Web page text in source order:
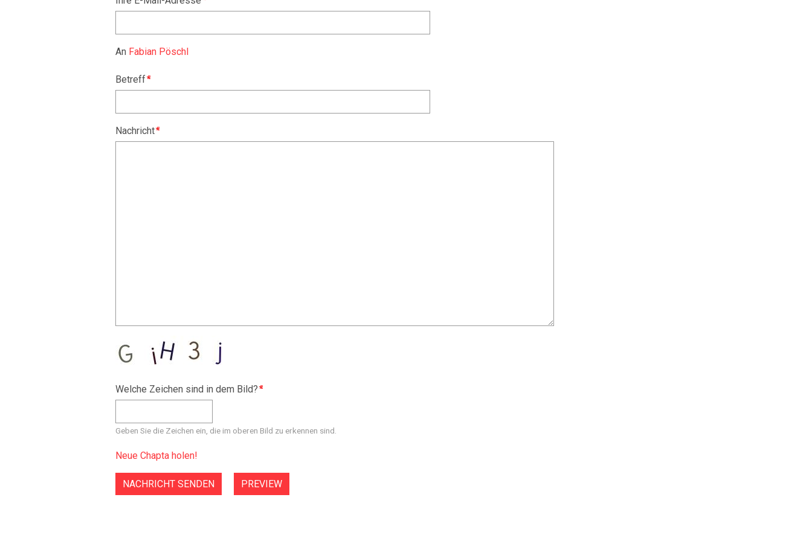
An Fabian Pöschl
Betreff
Nachricht
Welche Zeichen sind in dem Bild?
Geben Sie die Zeichen ein, die im oberen Bild zu erkennen sind.
Neue Chapta holen!